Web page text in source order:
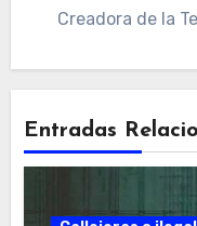
Creadora de la
Entradas